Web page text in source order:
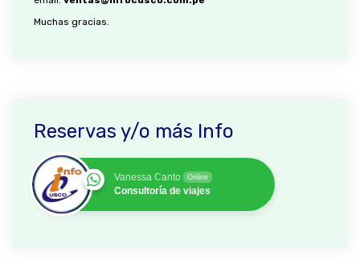
Muchas gracias.
Reservas y/o más Info
Vanessa Canto Online
Consultoría de viajes